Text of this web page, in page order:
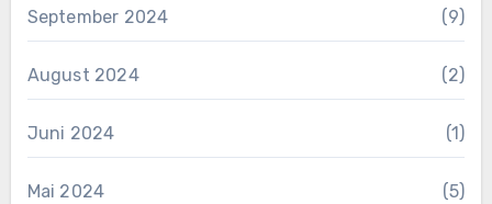
September 2024 (9)
August 2024 (2)
Juni 2024 (1)
Mai 2024 (5)